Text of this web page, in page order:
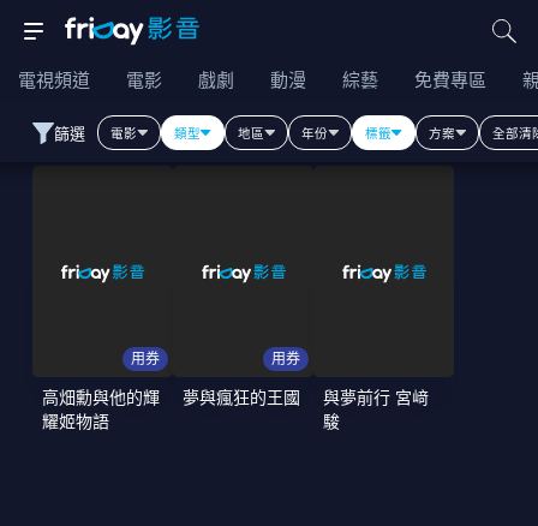
電視頻道 電影 戲劇 動漫 綜藝 免費專區
篩選 電影 類型 地區 年份 標籤 方案 全部清
用券
高畑勳與他的輝
耀姬物語
用券
夢與瘋狂的王國
與夢前行 宮﨑
駿